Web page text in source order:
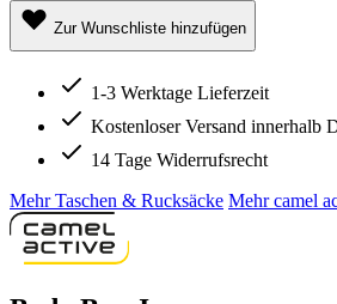
Zur Wunschliste hinzufügen
1-3 Werktage Lieferzeit
Kostenloser Versand innerhalb
14 Tage Widerrufsrecht
Mehr Taschen & Rucksäcke Mehr camel